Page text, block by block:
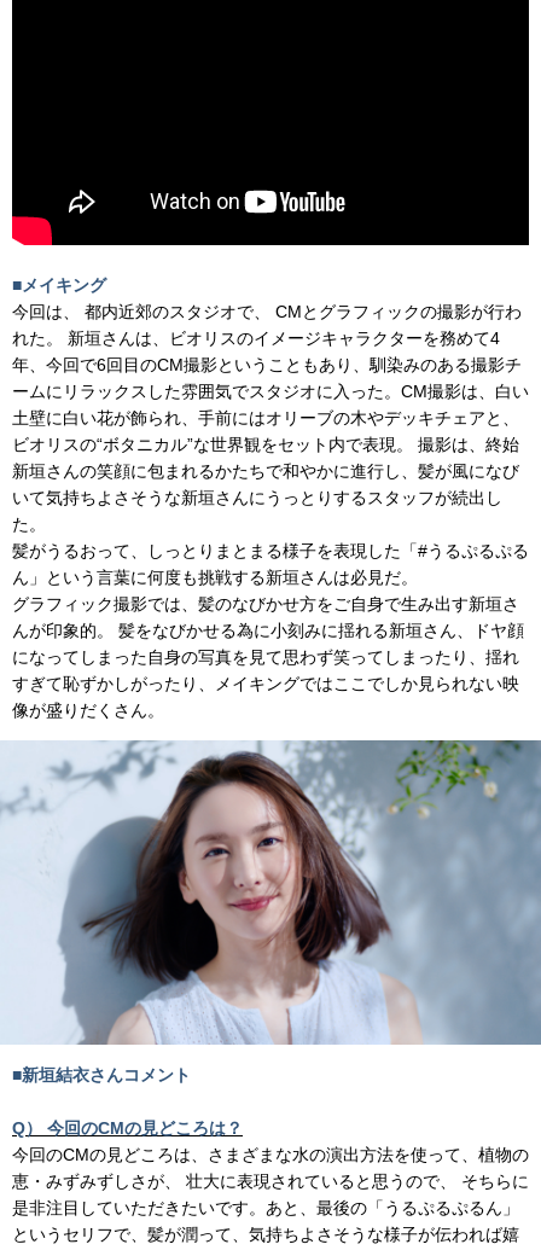
■メイキング
今回は、 都内近郊のスタジオで、 CMとグラフィックの撮影が行わ
れた。 新垣さんは、ビオリスのイメージキャラクターを務めて4
年、今回で6回目のCM撮影ということもあり、馴染みのある撮影チ
ームにリラックスした雰囲気でスタジオに入った。CM撮影は、白い
土壁に白い花が飾られ、手前にはオリーブの木やデッキチェアと、
ビオリスの“ボタニカル”な世界観をセット内で表現。 撮影は、終始
新垣さんの笑顔に包まれるかたちで和やかに進行し、髪が風になび
いて気持ちよさそうな新垣さんにうっとりするスタッフが続出し
た。
髪がうるおって、しっとりまとまる様子を表現した「#うるぷるぷる
ん」
という言葉に何度も挑戦する新垣さんは必見だ。
グラフィック撮影では、髪のなびかせ方をご自身で生み出す新垣さ
んが印象的。 髪をなびかせる為に小刻みに揺れる新垣さん、ドヤ顔
になってしまった自身の写真を見て思わず笑ってしまったり、揺れ
すぎて恥ずかしがったり、メイキングではここでしか見られない映
像が盛りだくさん。
■新垣結衣さんコメント
Q） 今回のCMの見どころは？
今回のCMの見どころは、さまざまな水の演出方法を使って、植物の
恵・みずみずしさが、 壮大に表現されていると思うので、 そちらに
是非注目していただきたいです。あと、最後の「うるぷるぷるん」
というセリフで、髪が潤って、気持ちよさそうな様子が伝われば嬉